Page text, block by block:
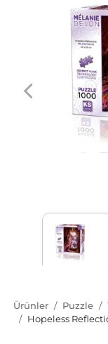
Ürünler Puzzle
Hopeless